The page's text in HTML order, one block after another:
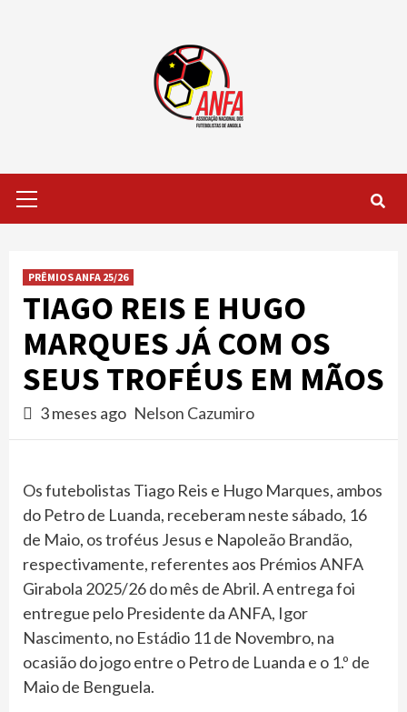
Menu
PRÊMIOS ANFA 25/26
TIAGO REIS E HUGO
MARQUES JÁ COM OS
SEUS TROFÉUS EM MÃOS
3 meses ago Nelson Cazumiro
Os futebolistas Tiago Reis e Hugo Marques, ambos
do Petro de Luanda, receberam neste sábado, 16
de Maio, os troféus Jesus e Napoleão Brandão,
respectivamente, referentes aos Prémios ANFA
Girabola 2025/26 do mês de Abril. A entrega foi
entregue pelo Presidente da ANFA, Igor
Nascimento, no Estádio 11 de Novembro, na
ocasião do jogo entre o Petro de Luanda e o 1.º de
Maio de Benguela.